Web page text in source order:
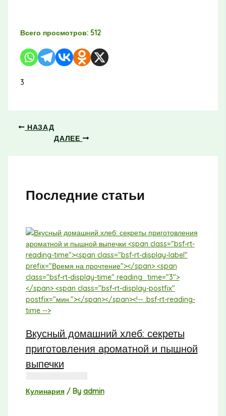
Всего просмотров: 512
3
НАЗАД
ДАЛЕЕ
Последние статьи
Вкусный домашний хлеб: секреты
приготовления ароматной и пышной
выпечки
Кулинария/ By admin